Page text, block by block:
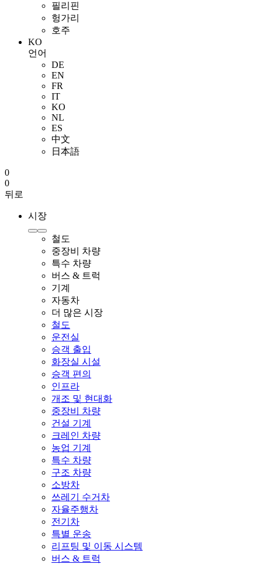
필리핀
헝가리
호주
KO
언어
DE
EN
FR
IT
KO
NL
ES
中文
日本語
0
0
뒤로
시장
철도
중장비 차량
특수 차량
버스 & 트럭
기계
자동차
더 많은 시장
철도
운전실
승객 출입
화장실 시설
승객 편의
인프라
개조 및 현대화
중장비 차량
건설 기계
크레인 차량
농업 기계
특수 차량
구조 차량
소방차
쓰레기 수거차
자율주행차
전기차
특별 운송
리프팅 및 이동 시스템
버스 & 트럭